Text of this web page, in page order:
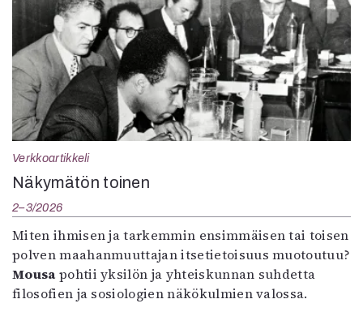
Verkkoartikkeli
Näkymätön toinen
2–3/2026
Miten ihmisen ja tarkemmin ensimmäisen tai toisen
polven maahanmuuttajan itsetietoisuus muotoutuu?
Mousa pohtii yksilön ja yhteiskunnan suhdetta
filosofien ja sosiologien näkökulmien valossa.